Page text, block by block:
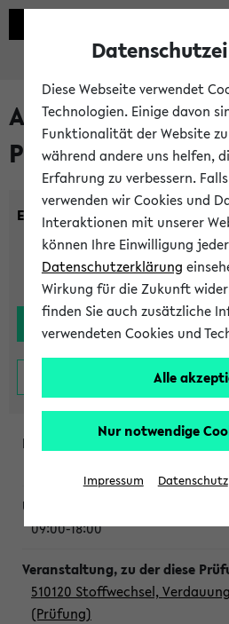
Alle noch
Prüfungen
Einrichtung:
09:00-18:00
510120 Stoffwechsel,
(Prüfung)
Diese Webseite verwendet
Technologien. Einige davon
Funktionalität der Website
während andere uns helfen,
Erfahrung zu verbessern.
verwenden wir Cookies und
Interaktionen mit unserer
können Ihre Einwilligung
Datenschutzerklärung
Wirkung für die Zukunft
finden Sie auch zusätzliche
verwendeten Cookies und
Alle
Nur notwendige
Impressum Datenschutz